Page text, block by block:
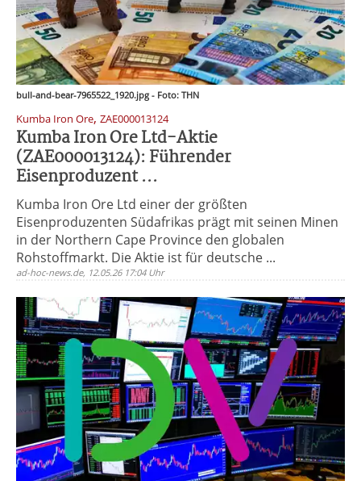
bull-and-bear-7965522_1920.jpg - Foto: THN
Kumba Iron Ore, ZAE000013124
Kumba Iron Ore Ltd-Aktie
(ZAE000013124): Führender
Eisenproduzent ...
Kumba Iron Ore Ltd einer der größten
Eisenproduzenten Südafrikas prägt mit seinen Minen
in der Northern Cape Province den globalen
Rohstoffmarkt. Die Aktie ist für deutsche ...
ad-hoc-news.de, 12.05.26 17:04 Uhr